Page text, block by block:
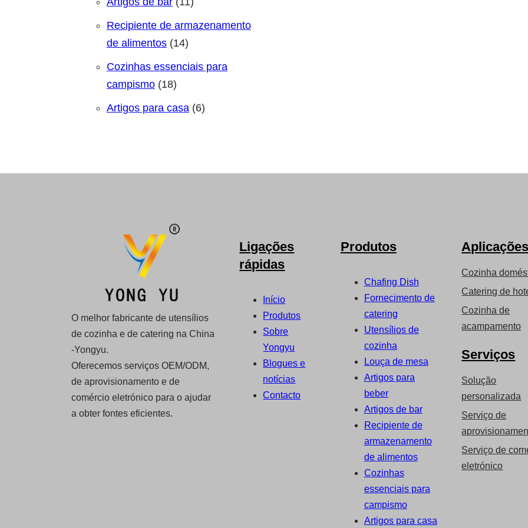
Recipiente de armazenamento
de alimentos 1414 produtos
Cozinhas essenciais para
campismo 1818 produtos
Artigos para casa 66 produtos
O melhor fabricante de utensílios
de cozinha e de catering na China
-Yongyu.
Oferecemos serviços OEM/ODM,
de aprovisionamento e de
comércio eletrónico para o ajudar
a obter fontes eficientes.
Ligações
rápidas
Início
Produtos
Sobre
Yongyu
Blogues e
notícias
Contacto
Produtos
Chafing Dish
Fornecimento de
catering
Utensílios de
cozinha
Louça de mesa
Artigos para
beber
Artigos de bar
Recipiente de
armazenamento
de alimentos
Cozinhas
essenciais para
campismo
Artigos para casa
Aplicações
Cozinha
Catering de
Cozinha de
acampamento
Serviços
Solução
personalizada
Serviço de
Serviço de
eletrónico